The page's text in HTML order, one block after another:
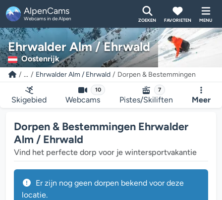
AlpenCams
Webcams in de Alpen ZOEKEN FAVORIETEN MENU
Ehrwalder Alm / Ehrwald
Oostenrijk
... Ehrwalder Alm / Ehrwald Dorpen & Bestemmingen
Skigebied
10
Webcams
7
Pistes/Skiliften Meer
Dorpen & Bestemmingen Ehrwalder
Alm / Ehrwald
Vind het perfecte dorp voor je wintersportvakantie
Er zijn nog geen dorpen bekend voor deze
locatie.